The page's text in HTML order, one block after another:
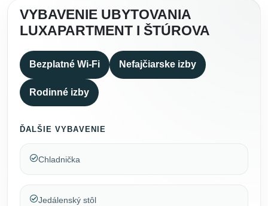
VYBAVENIE UBYTOVANIA
LUXAPARTMENT I ŠTÚROVA
Bezplatné Wi-Fi Nefajčiarske izby
Rodinné izby
ĎALŠIE VYBAVENIE
Chladnička
Jedálenský stôl